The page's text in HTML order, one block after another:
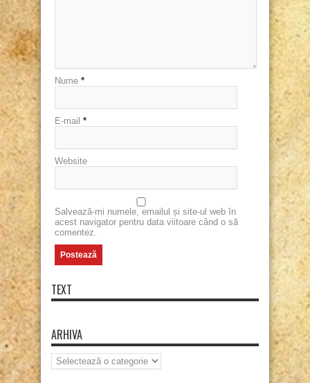
Nume *
E-mail *
Website
Salvează-mi numele, emailul și site-ul web în
acest navigator pentru data viitoare când o să
comentez.
TEXT
ARHIVA
Arhiva